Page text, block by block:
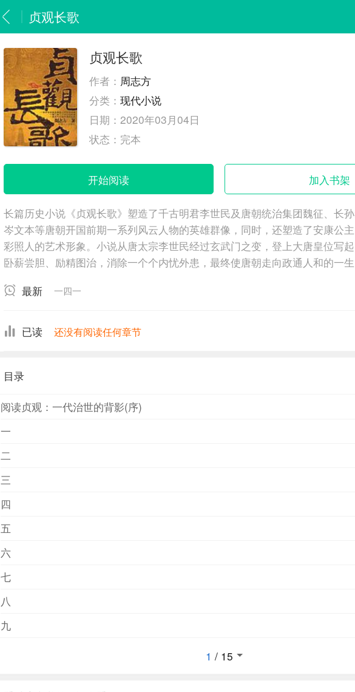
贞观长歌
贞观长歌
作者： 周志方
分类：现代小说
日期：2020年03月04日
状态： 完本
开始阅读 加入书架
长篇历史小说《贞观长歌》塑造了千古明君李世民及唐朝统治集团魏征、长
岑文本等唐朝开国前期一系列风云人物的英雄群像，同时，还塑造了安康公
彩照人的艺术形象。小说从唐太宗李世民经过玄武门之变，登上大唐皇位写
卧薪尝胆、励精图治，消除一个个内忧外患，最终使唐朝走向政通人和的一
表现，展示了唐太宗李世民的雄才大略……
最新 一四一
已读 还没有阅读任何章节
目录
阅读贞观：一代治世的背影(序)
一
二
三
四
五
六
七
八
九
1 / 15